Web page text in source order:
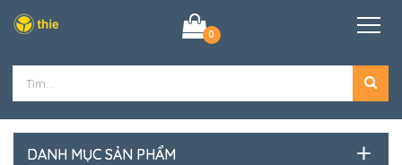
0
DANH MỤC SẢN PHẨM